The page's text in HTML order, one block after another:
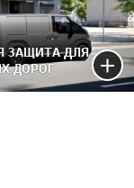
ЗАЩИТА ДЛЯ
ДОРОГ